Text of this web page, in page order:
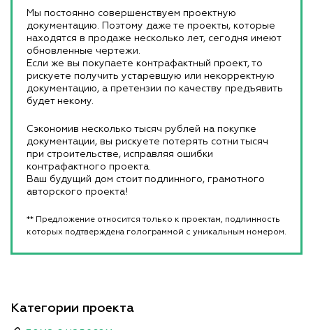
Мы постоянно совершенствуем проектную
документацию. Поэтому даже те проекты, которые
находятся в продаже несколько лет, сегодня имеют
обновленные чертежи.
Если же вы покупаете контрафактный проект, то
рискуете получить устаревшую или некорректную
документацию, а претензии по качеству предъявить
будет некому.
Сэкономив несколько тысяч рублей на покупке
документации, вы рискуете потерять сотни тысяч
при строительстве, исправляя ошибки
контрафактного проекта.
Ваш будущий дом стоит подлинного, грамотного
авторского проекта!
** Предложение относится только к проектам, подлинность
которых подтверждена голограммой с уникальным номером.
Категории проекта